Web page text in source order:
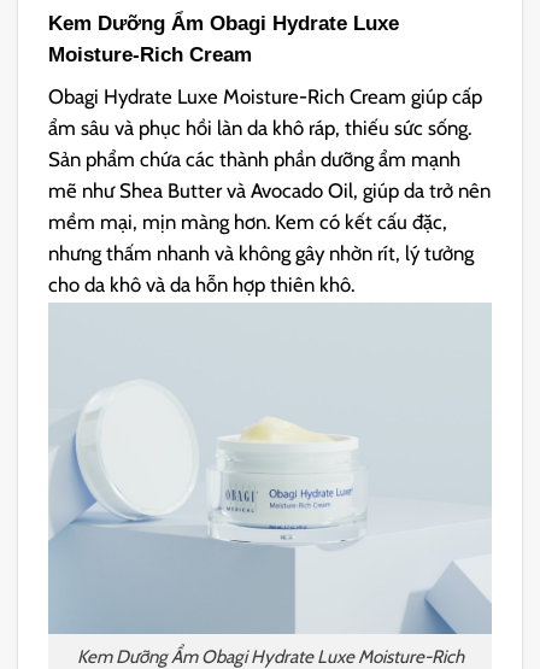
Kem Dưỡng Ẩm Obagi Hydrate Luxe
Moisture-Rich Cream
Obagi Hydrate Luxe Moisture-Rich Cream giúp cấp
ẩm sâu và phục hồi làn da khô ráp, thiếu sức sống.
Sản phẩm chứa các thành phần dưỡng ẩm mạnh
mẽ như Shea Butter và Avocado Oil, giúp da trở nên
mềm mại, mịn màng hơn. Kem có kết cấu đặc,
nhưng thấm nhanh và không gây nhờn rít, lý tưởng
cho da khô và da hỗn hợp thiên khô.
Kem Dưỡng Ẩm Obagi Hydrate Luxe Moisture-Rich